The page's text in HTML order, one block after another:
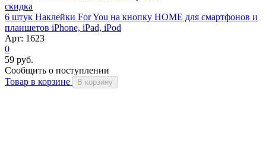
скидка
6 штук Наклейки For You на кнопку HOME для смартфонов и
планшетов iPhone, iPad, iPod
Арт: 1623
0
59 руб.
Сообщить о поступлении
Товар в корзине
В корзину